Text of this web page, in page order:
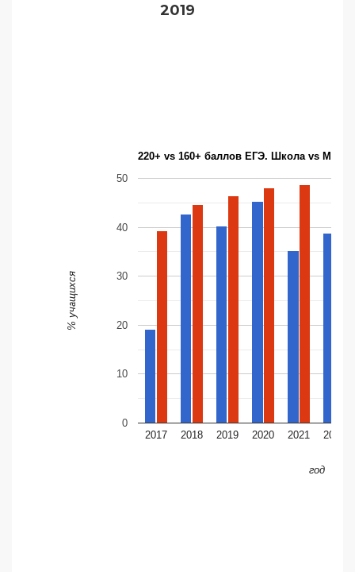
2019
220+ vs 160+ баллов ЕГЭ. Школа vs
2017 2018 2019 2020 2021 2022
0
10
20
30
40
50
год
% учащихся